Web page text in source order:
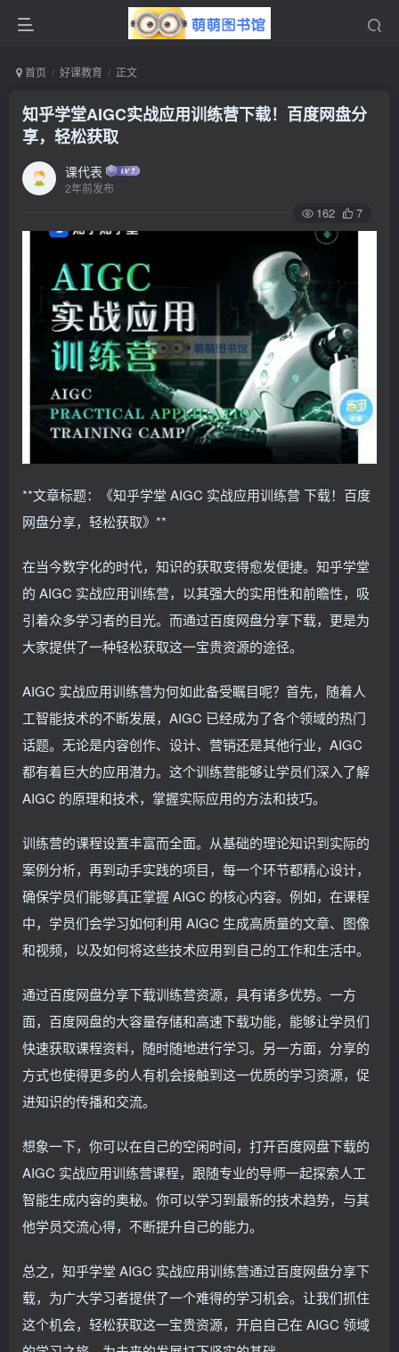
首页 好课教育 正文
知乎学堂AIGC实战应用训练营下载！百度网盘分
享，轻松获取
课代表
2年前发布
162 7
**文章标题：《知乎学堂 AIGC 实战应用训练营 下载！百度
网盘分享，轻松获取》**
在当今数字化的时代，知识的获取变得愈发便捷。知乎学堂
的 AIGC 实战应用训练营，以其强大的实用性和前瞻性，吸
引着众多学习者的目光。而通过百度网盘分享下载，更是为
大家提供了一种轻松获取这一宝贵资源的途径。
AIGC 实战应用训练营为何如此备受瞩目呢？首先，随着人
工智能技术的不断发展，AIGC 已经成为了各个领域的热门
话题。无论是内容创作、设计、营销还是其他行业，AIGC
都有着巨大的应用潜力。这个训练营能够让学员们深入了解
AIGC 的原理和技术，掌握实际应用的方法和技巧。
训练营的课程设置丰富而全面。从基础的理论知识到实际的
案例分析，再到动手实践的项目，每一个环节都精心设计，
确保学员们能够真正掌握 AIGC 的核心内容。例如，在课程
中，学员们会学习如何利用 AIGC 生成高质量的文章、图像
和视频，以及如何将这些技术应用到自己的工作和生活中。
通过百度网盘分享下载训练营资源，具有诸多优势。一方
面，百度网盘的大容量存储和高速下载功能，能够让学员们
快速获取课程资料，随时随地进行学习。另一方面，分享的
方式也使得更多的人有机会接触到这一优质的学习资源，促
进知识的传播和交流。
想象一下，你可以在自己的空闲时间，打开百度网盘下载的
AIGC 实战应用训练营课程，跟随专业的导师一起探索人工
智能生成内容的奥秘。你可以学习到最新的技术趋势，与其
他学员交流心得，不断提升自己的能力。
总之，知乎学堂 AIGC 实战应用训练营通过百度网盘分享下
载，为广大学习者提供了一个难得的学习机会。让我们抓住
这个机会，轻松获取这一宝贵资源，开启自己在 AIGC 领域